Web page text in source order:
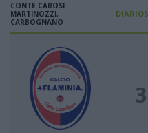
CONTE CAROSI
MARTINOZZI,
CARBOGNANO